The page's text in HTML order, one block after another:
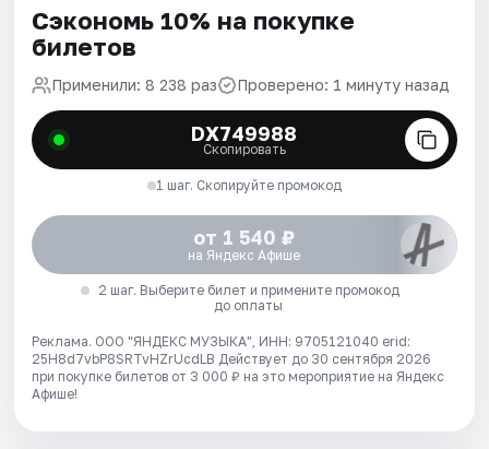
Сэкономь 10% на покупке
билетов
Применили: 8 238 раз Проверено: 1 минуту назад
DX749988
Скопировать
1 шаг. Скопируйте промокод
от 1 540 ₽
на Яндекс Афише
2 шаг. Выберите билет и примените промокод
до оплаты
Реклама. ООО "ЯНДЕКС МУЗЫКА", ИНН: 9705121040 erid:
25H8d7vbP8SRTvHZrUcdLB Действует до 30 сентября 2026
при покупке билетов от 3 000 ₽ на это мероприятие на Яндекс
Афише!